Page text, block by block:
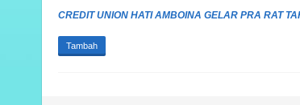
CREDIT UNION HATI AMBOINA GELAR PRA RAT
Tambah